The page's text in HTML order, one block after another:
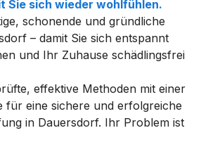
Sie sich wieder wohlfühlen.
schonende und gründliche
– damit Sie sich entspannt
und Ihr Zuhause schädlingsfrei
effektive Methoden mit einer
für eine sichere und erfolgreiche
in Dauersdorf. Ihr Problem ist